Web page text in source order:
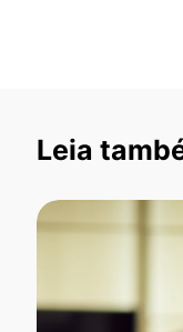
Leia